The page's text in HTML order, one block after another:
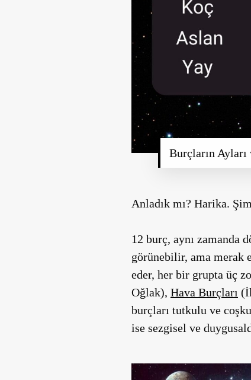
Burçların
Anladık mı? Harika.
12 burç, aynı zamanda
görünebilir, ama merak
eder, her bir grupta üç
Oğlak), Hava Burçları
burçları tutkulu ve
ise sezgisel ve